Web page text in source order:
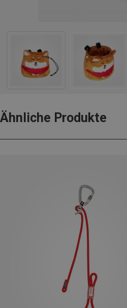
Ähnliche Produkte